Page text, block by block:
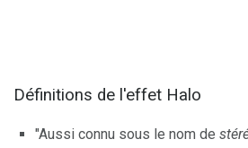
Définitions de l'effet Halo
"Aussi connu sous le nom de